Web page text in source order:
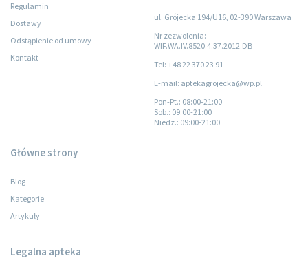
Regulamin
Dostawy
Odstąpienie od umowy
Kontakt
ul. Grójecka 194/U16, 02-390 Warszawa
Nr zezwolenia:
WIF.WA.IV.8520.4.37.2012.DB
Tel: +48 22 370 23 91
E-mail: aptekagrojecka@wp.pl
Pon-Pt.: 08:00-21:00
Sob.: 09:00-21:00
Niedz.: 09:00-21:00
Główne strony
Blog
Kategorie
Artykuły
Legalna apteka